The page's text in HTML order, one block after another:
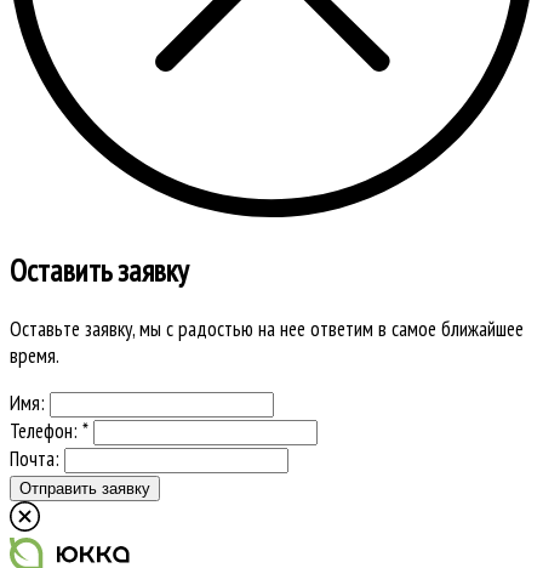
Оставить заявку
Оставьте заявку, мы с радостью на нее ответим в самое ближайшее
время.
Имя:
Телефон: *
Почта: